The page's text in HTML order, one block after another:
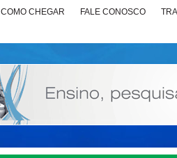
COMO CHEGAR FALE CONOSCO